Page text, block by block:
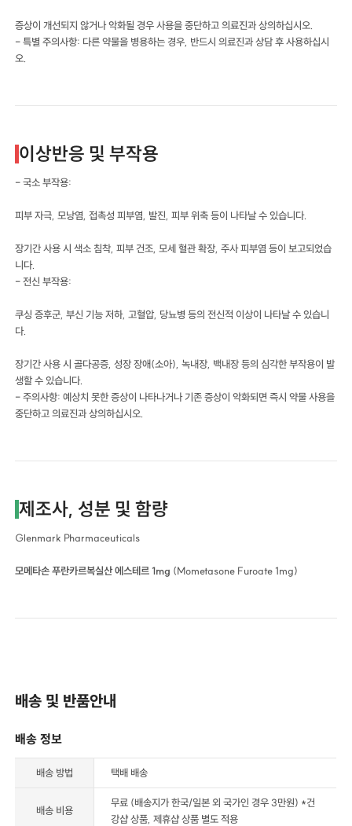
증상이 개선되지 않거나 악화될 경우 사용을 중단하고 의료진과 상의하십시오.
- 특별 주의사항: 다른 약물을 병용하는 경우, 반드시 의료진과 상담 후 사용하십시
오.
이상반응 및 부작용
- 국소 부작용:
피부 자극, 모낭염, 접촉성 피부염, 발진, 피부 위축 등이 나타날 수 있습니다.
장기간 사용 시 색소 침착, 피부 건조, 모세 혈관 확장, 주사 피부염 등이 보고되었습
니다.
- 전신 부작용:
쿠싱 증후군, 부신 기능 저하, 고혈압, 당뇨병 등의 전신적 이상이 나타날 수 있습니
다.
장기간 사용 시 골다공증, 성장 장애(소아), 녹내장, 백내장 등의 심각한 부작용이 발
생할 수 있습니다.
- 주의사항: 예상치 못한 증상이 나타나거나 기존 증상이 악화되면 즉시 약물 사용을
중단하고 의료진과 상의하십시오.
제조사, 성분 및 함량
Glenmark Pharmaceuticals
모메타손 푸란카르복실산 에스테르 1mg (Mometasone Furoate 1mg)
배송 및 반품안내
배송 정보
배송 방법 택배 배송
배송 비용
무료 (배송지가 한국/일본 외 국가인 경우 3만원) *건
강샵 상품, 제휴샵 상품 별도 적용